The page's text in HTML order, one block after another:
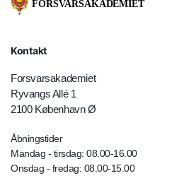
Kontakt
Forsvarsakademiet
Ryvangs Allé 1
2100 København Ø
Åbningstider
Mandag - tirsdag: 08.00-16.00
Onsdag - fredag: 08.00-15.00